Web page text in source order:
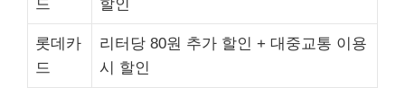
드 할인
롯데카
드
리터당 80원 추가 할인 + 대중교통 이용
시 할인